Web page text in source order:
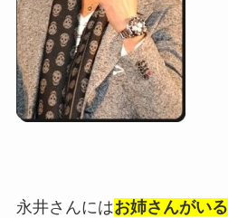
永井さんにはお姉さんがいる